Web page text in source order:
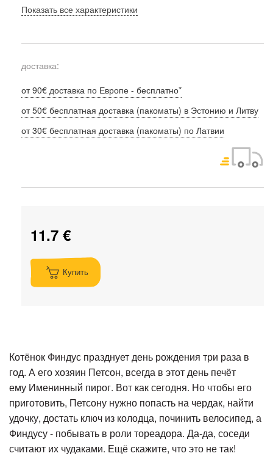
Показать все характеристики
доставка:
от 90€ доставка по Европе - бесплатно*
от 50€ бесплатная доставка (пакоматы) в Эстонию и Литву
от 30€ бесплатная доставка (пакоматы) по Латвии
11.7 €
Купить
Котёнок Финдус празднует день рождения три раза в
год. А его хозяин Петсон, всегда в этот день печёт
ему Именинный пирог. Вот как сегодня. Но чтобы его
приготовить, Петсону нужно попасть на чердак, найти
удочку, достать ключ из колодца, починить велосипед, а
Финдусу - побывать в роли тореадора. Да-да, соседи
считают их чудаками. Ещё скажите, что это не так!